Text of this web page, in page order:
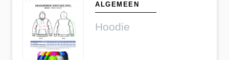
ALGEMEEN
Hoodie